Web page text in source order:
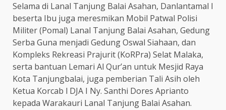
Selama di Lanal Tanjung Balai Asahan, Danlantamal I
beserta Ibu juga meresmikan Mobil Patwal Polisi
Militer (Pomal) Lanal Tanjung Balai Asahan, Gedung
Serba Guna menjadi Gedung Oswal Siahaan, dan
Kompleks Rekreasi Prajurit (KoRPra) Selat Malaka,
serta bantuan Lemari Al Qur’an untuk Mesjid Raya
Kota Tanjungbalai, juga pemberian Tali Asih oleh
Ketua Korcab l DJA I Ny. Santhi Dores Aprianto
kepada Warakauri Lanal Tanjung Balai Asahan.